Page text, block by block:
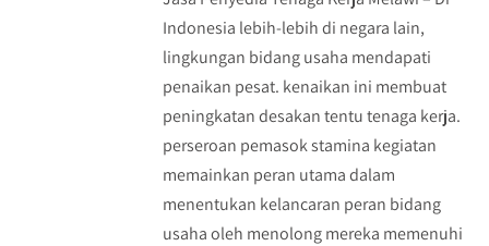
Indonesia lebih-lebih di negara lain,
lingkungan bidang usaha mendapati
penaikan pesat. kenaikan ini membuat
peningkatan desakan tentu tenaga kerja.
perseroan pemasok stamina kegiatan
memainkan peran utama dalam
menentukan kelancaran peran bidang
usaha oleh menolong mereka memenuhi